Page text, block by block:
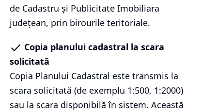
de Cadastru și Publicitate Imobiliara
județean, prin birourile teritoriale.
Copia planului cadastral la scara
solicitată
Copia Planului Cadastral este transmis la
scara solicitată (de exemplu 1:500, 1:2000)
sau la scara disponibilă în sistem. Această